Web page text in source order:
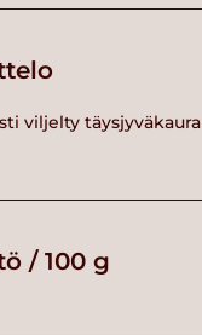
viljelty täysjyväkaura
/ 100 g